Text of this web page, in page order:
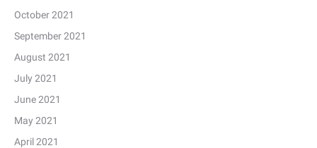
October 2021
September 2021
August 2021
July 2021
June 2021
May 2021
April 2021